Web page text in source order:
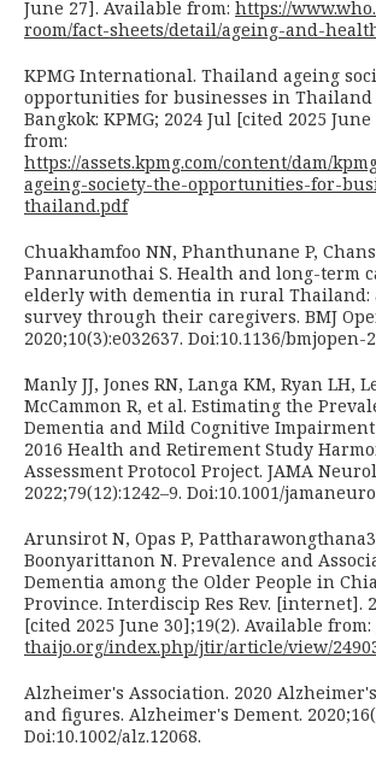
June 27]. Available from: https://
room/fact-sheets/detail/ageing-and-
KPMG International. Thailand ageing
opportunities for businesses in
Bangkok: KPMG; 2024 Jul [cited 2025
from:
https://assets.kpmg.com/content/dam/
ageing-society-the-opportunities-for-
thailand.pdf
Chuakhamfoo NN, Phanthunane P,
Pannarunothai S. Health and long-term
elderly with dementia in rural Thailand:
survey through their caregivers. BMJ
2020;10(3):e032637. Doi:10.1136/bmjopen-
Manly JJ, Jones RN, Langa KM, Ryan LH,
McCammon R, et al. Estimating the
Dementia and Mild Cognitive
2016 Health and Retirement Study
Assessment Protocol Project. JAMA
2022;79(12):1242–9. Doi:10.1001/
Arunsirot N, Opas P, Pattharawongthana3
Boonyarittanon N. Prevalence and
Dementia among the Older People in
Province. Interdiscip Res Rev. [internet].
[cited 2025 June 30];19(2). Available from:
thaijo.org/index.php/jtir/article/view/
Alzheimer's Association. 2020
and figures. Alzheimer's Dement.
Doi:10.1002/alz.12068.